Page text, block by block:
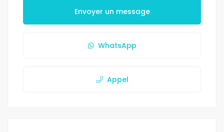
Envoyer un message
WhatsApp
Appel